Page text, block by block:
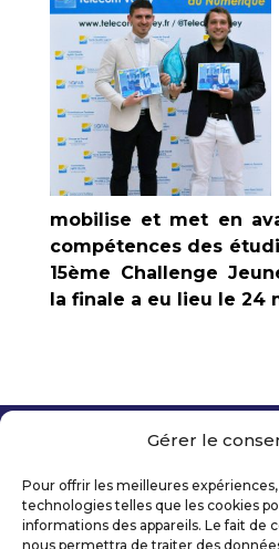
Gérer le
Pour offrir les meilleures
technologies telles que les cookies
informations des appareils. Le fait de
nous permettra de traiter des
mobilise et met en
compétences des
15ème Challenge
la finale a eu lieu le 24
Mentions légales
Politique de confidentialité